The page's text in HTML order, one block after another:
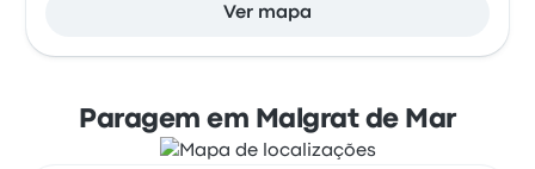
Ver mapa
Paragem em Malgrat de Mar